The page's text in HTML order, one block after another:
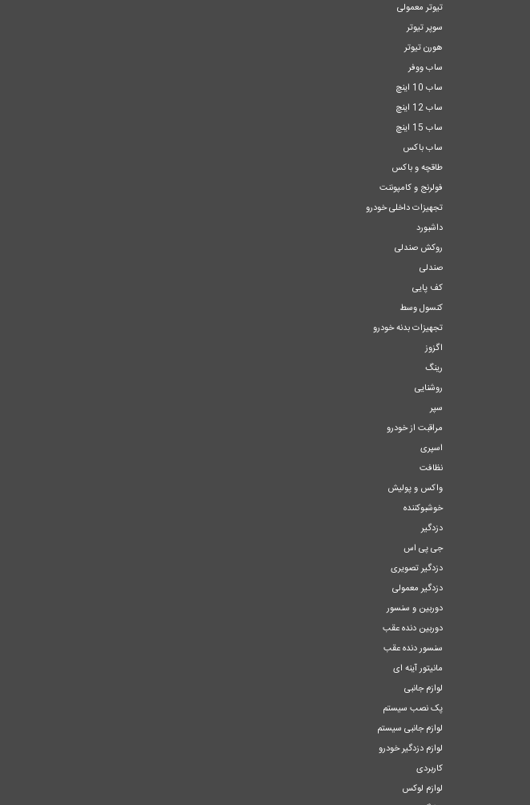
تیوتر معمولی
سوپر تیوتر
هورن تیوتر
ساب ووفر
ساب 10 اینچ
ساب 12 اینچ
ساب 15 اینچ
ساب باکس
طاقچه و باکس
فولرنج و کامپوننت
تجهیزات داخلی خودرو
داشبورد
روکش صندلی
صندلی
کف پایی
کنسول وسط
تجهیزات بدنه خودرو
اگزوز
رینگ
روشنایی
سپر
مراقبت از خودرو
اسپری
نظافت
واکس و پولیش
خوشبوکننده
دزدگیر
جی پی اس
دزدگیر تصویری
دزدگیر معمولی
دوربین و سنسور
دوربین دنده عقب
سنسور دنده عقب
مانیتور آینه ای
لوازم جانبی
پک نصب سیستم
لوازم جانبی سیستم
لوازم دزدگیر خودرو
کاربردی
لوازم لوکس